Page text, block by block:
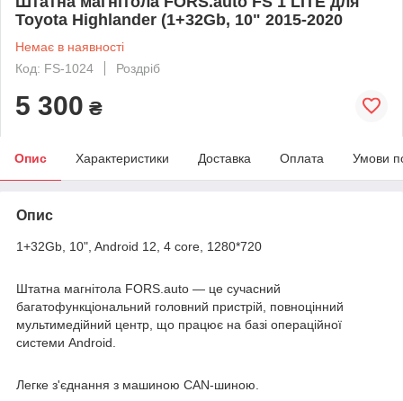
Toyota Highlander (1+32Gb, 10" 2015-2020
Немає в наявності
Код: FS-1024
Роздріб
5 300 ₴
Опис Характеристики Доставка Оплата Умови
Опис
1+32Gb, 10", Android 12, 4 core, 1280*720
Штатна магнітола FORS.auto — це сучасний
багатофункціональний головний пристрій, повноцінний
мультимедійний центр, що працює на базі операційної
системи Android.
Легке з'єднання з машиною CAN-шиною.